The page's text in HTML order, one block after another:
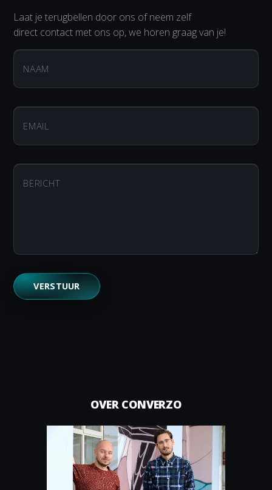
Laat je terugbellen door ons of neem zelf
direct contact met ons op, we horen graag van je!
OVER CONVERZO